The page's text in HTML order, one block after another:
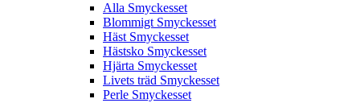
Alla Smyckesset
Blommigt Smyckesset
Häst Smyckesset
Hästsko Smyckesset
Hjärta Smyckesset
Livets träd Smyckesset
Perle Smyckesset